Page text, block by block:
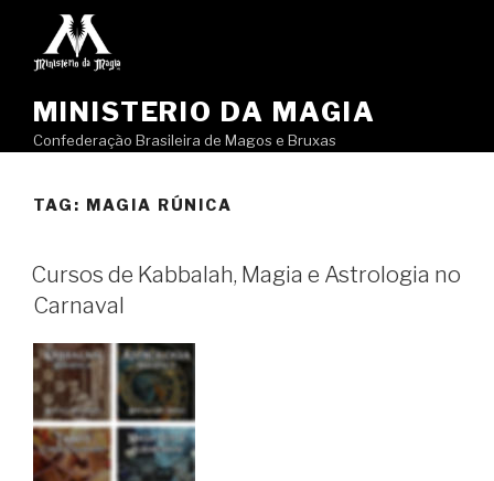
MINISTERIO DA MAGIA
Confederação Brasileira de Magos e Bruxas
TAG: MAGIA RÚNICA
Cursos de Kabbalah, Magia e Astrologia no
Carnaval